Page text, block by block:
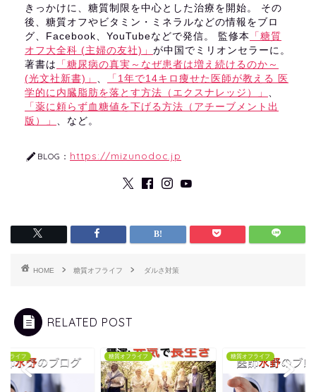
きっかけに、糖質制限を中心とした治療を開始。 その
後、糖質オフやビタミン・ミネラルなどの情報をブロ
グ、Facebook、YouTubeなどで発信。 監修本
「糖質
オフ大全科 (主婦の友社)」 が中国でミリオンセラーに。
著書は
「糖尿病の真実～なぜ患者は増え続けるのか～
(光文社新書)」
「1年で14キロ痩せた医師が教える 医
学的に内臓脂肪を落とす方法（エクスナレッジ）」
「薬に頼らず血糖値を下げる方法（アチーブメント出
版）」
、など。
BLOG： https://mizunodoc.jp
HOME 糖質オフライフ ダルさ対策
RELATED POST
フライフ 糖質オフライフ 糖質オフライフ